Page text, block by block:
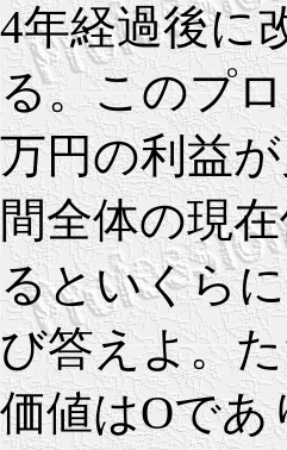
4年経過後に
る。このプ
万円の利益
間全体の現
るといくら
び答えよ。
価値はOであ